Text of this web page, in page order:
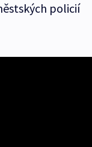
policií